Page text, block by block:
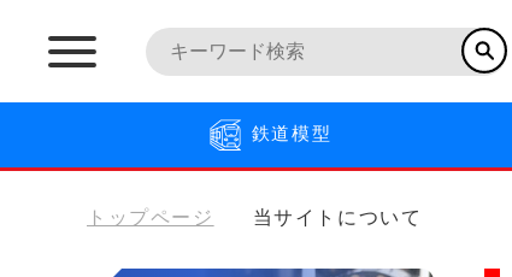
鉄道模型
トップページ 当サイトについて